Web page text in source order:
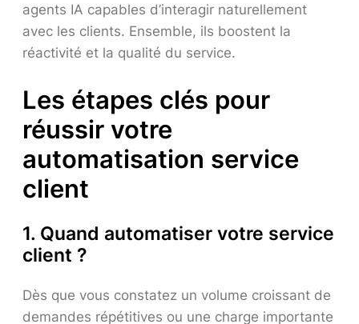
agents IA capables d’interagir naturellement
avec les clients. Ensemble, ils boostent la
réactivité et la qualité du service.
Les étapes clés pour
réussir votre
automatisation service
client
1. Quand automatiser votre service
client ?
Dès que vous constatez un volume croissant de
demandes répétitives ou une charge importante